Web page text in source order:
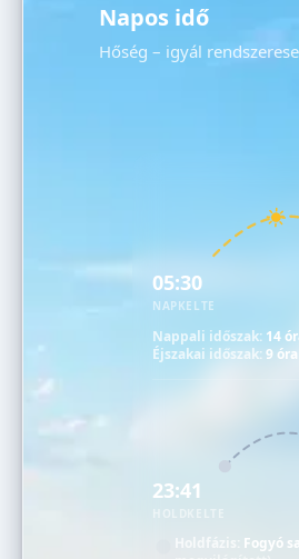
Napos idő
Hőség – igyál
05:30
NAPKELTE
Nappali időszak: 14
Éjszakai időszak:9
23:41
Holdfázis: Fogyó